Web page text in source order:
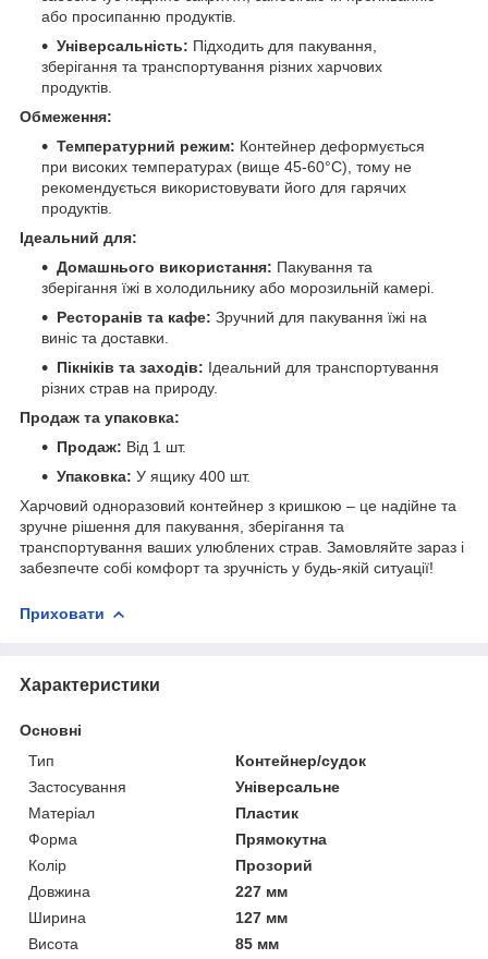
або просипанню продуктів.
Універсальність: Підходить для пакування,
зберігання та транспортування різних харчових
продуктів.
Обмеження:
Температурний режим: Контейнер деформується
при високих температурах (вище 45-60°С), тому не
рекомендується використовувати його для гарячих
продуктів.
Ідеальний для:
Домашнього використання: Пакування та
зберігання їжі в холодильнику або морозильній камері.
Ресторанів та кафе: Зручний для пакування їжі на
виніс та доставки.
Пікніків та заходів: Ідеальний для транспортування
різних страв на природу.
Продаж та упаковка:
Продаж: Від 1 шт.
Упаковка: У ящику 400 шт.
Харчовий одноразовий контейнер з кришкою – це надійне та
зручне рішення для пакування, зберігання та
транспортування ваших улюблених страв. Замовляйте зараз і
забезпечте собі комфорт та зручність у будь-якій ситуації!
Приховати
Характеристики
Основні
Тип
Контейнер/судок
Застосування
Універсальне
Матеріал
Пластик
Форма
Прямокутна
Колір
Прозорий
Довжина
227 мм
Ширина
127 мм
Висота
85 мм